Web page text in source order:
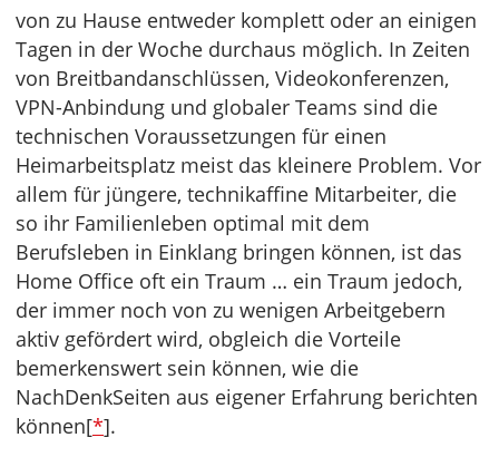
von zu Hause entweder komplett oder an einigen
Tagen in der Woche durchaus möglich. In Zeiten
von Breitbandanschlüssen, Videokonferenzen,
VPN-Anbindung und globaler Teams sind die
technischen Voraussetzungen für einen
Heimarbeitsplatz meist das kleinere Problem. Vor
allem für jüngere, technikaffine Mitarbeiter, die
so ihr Familienleben optimal mit dem
Berufsleben in Einklang bringen können, ist das
Home Office oft ein Traum … ein Traum jedoch,
der immer noch von zu wenigen Arbeitgebern
aktiv gefördert wird, obgleich die Vorteile
bemerkenswert sein können, wie die
NachDenkSeiten aus eigener Erfahrung berichten
können[*].